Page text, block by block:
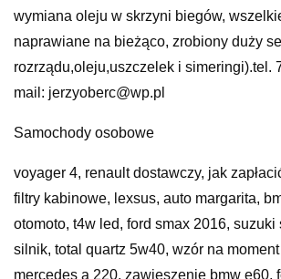
wymiana oleju w skrzyni biegów,
naprawiane na bieżąco, zrobiony duży
rozrządu,oleju,uszczelek i simeringi).tel.
mail: jerzyoberc@wp.pl
Samochody osobowe
voyager 4, renault dostawczy, jak
filtry kabinowe, lexsus, auto margarita,
otomoto, t4w led, ford smax 2016, suzuki
silnik, total quartz 5w40, wzór na
mercedes a 220, zawieszenie bmw e60,